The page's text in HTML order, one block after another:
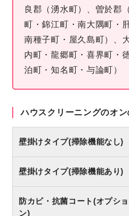
良郡（湧水町）、曽於郡
町・錦江町・南大隅町・
南種子町・屋久島町）、
内町・龍郷町・喜界町・
泊町・知名町・与論町）
ハウスクリーニングのオン
壁掛けタイプ(掃除機能なし)
壁掛けタイプ(掃除機能あり)
防カビ・抗菌コート(オプショ
ン)